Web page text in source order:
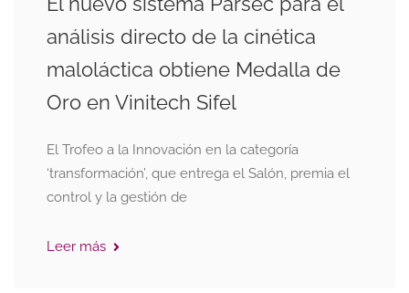
análisis directo de la cinética
maloláctica obtiene Medalla de
Oro en Vinitech Sifel
El Trofeo a la Innovación en la categoría
‘transformación’, que entrega el Salón, premia el
control y la gestión de
Leer más